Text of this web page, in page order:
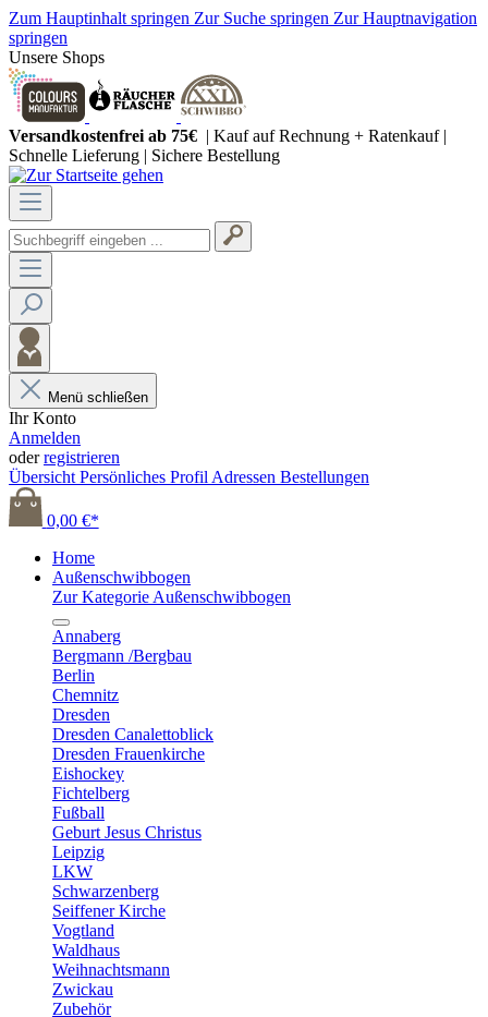
Zum Hauptinhalt springen Zur Suche springen Zur Hauptnavigation
springen
Unsere Shops
Versandkostenfrei ab 75€ | Kauf auf Rechnung + Ratenkauf |
Schnelle Lieferung | Sichere Bestellung
Menü schließen
Ihr Konto
Anmelden
oderregistrieren
Übersicht Persönliches Profil Adressen Bestellungen
0,00 €*
Home
Außenschwibbogen
Zur Kategorie Außenschwibbogen
Annaberg
Bergmann /Bergbau
Berlin
Chemnitz
Dresden
Dresden Canalettoblick
Dresden Frauenkirche
Eishockey
Fichtelberg
Fußball
Geburt Jesus Christus
Leipzig
LKW
Schwarzenberg
Seiffener Kirche
Vogtland
Waldhaus
Weihnachtsmann
Zwickau
Zubehör